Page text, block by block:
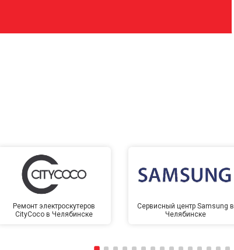
Ремонт электроскутеров
CityCoco в Челябинске
Сервисный центр Samsung в
Челябинске